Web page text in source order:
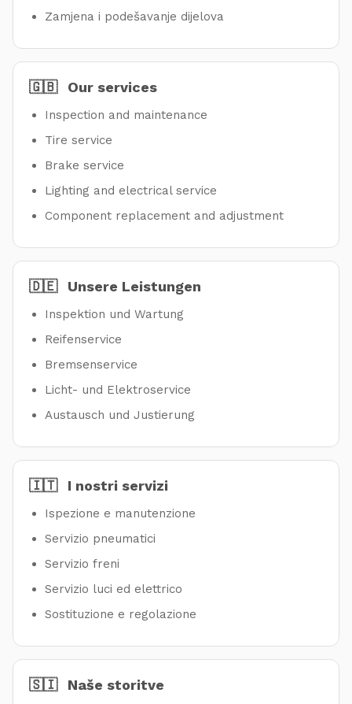
Zamjena i podešavanje dijelova
🇬🇧 Our services
Inspection and maintenance
Tire service
Brake service
Lighting and electrical service
Component replacement and adjustment
🇩🇪 Unsere Leistungen
Inspektion und Wartung
Reifenservice
Bremsenservice
Licht- und Elektroservice
Austausch und Justierung
🇮🇹 I nostri servizi
Ispezione e manutenzione
Servizio pneumatici
Servizio freni
Servizio luci ed elettrico
Sostituzione e regolazione
🇸🇮 Naše storitve